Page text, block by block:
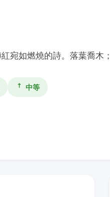
宛如燃燒的詩。落葉喬木
中等